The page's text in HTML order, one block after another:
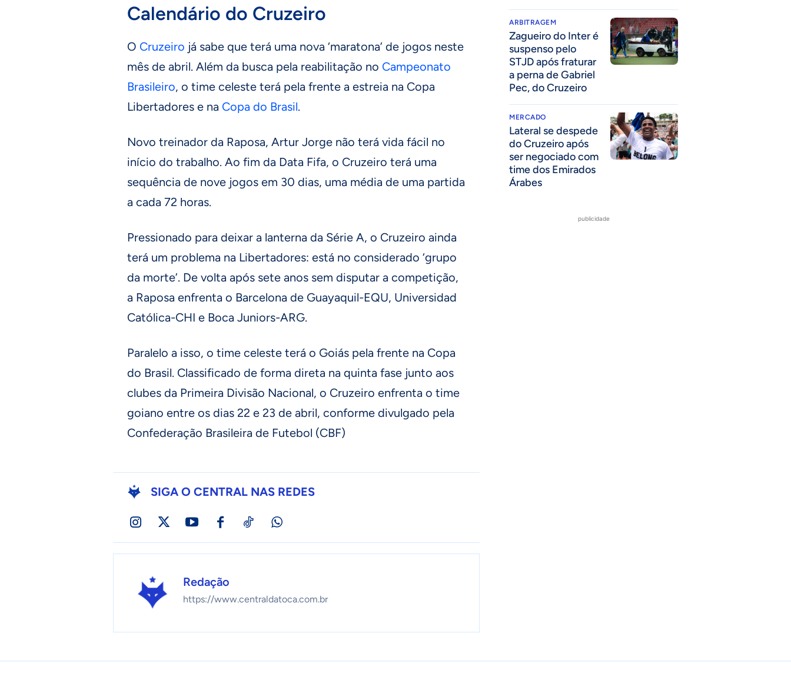
Calendário do Cruzeiro
O Cruzeiro já sabe que terá uma nova ‘maratona’ de jogos neste
mês de abril. Além da busca pela reabilitação no Campeonato
Brasileiro, o time celeste terá pela frente a estreia na Copa
Libertadores e na Copa do Brasil.
Novo treinador da Raposa, Artur Jorge não terá vida fácil no
início do trabalho. Ao fim da Data Fifa, o Cruzeiro terá uma
sequência de nove jogos em 30 dias, uma média de uma partida
a cada 72 horas.
Pressionado para deixar a lanterna da Série A, o Cruzeiro ainda
terá um problema na Libertadores: está no considerado ‘grupo
da morte’. De volta após sete anos sem disputar a competição,
a Raposa enfrenta o Barcelona de Guayaquil-EQU, Universidad
Católica-CHI e Boca Juniors-ARG.
Paralelo a isso, o time celeste terá o Goiás pela frente na Copa
do Brasil. Classificado de forma direta na quinta fase junto aos
clubes da Primeira Divisão Nacional, o Cruzeiro enfrenta o time
goiano entre os dias 22 e 23 de abril, conforme divulgado pela
Confederação Brasileira de Futebol (CBF)
SIGA O CENTRAL NAS REDES
Redação
https://www.centraldatoca.com.br
ARBITRAGEM
Zagueiro do Inter é
suspenso pelo
STJD após fraturar
a perna de Gabriel
Pec, do Cruzeiro
MERCADO
Lateral se despede
do Cruzeiro após
ser negociado com
time dos Emirados
Árabes
publicidade